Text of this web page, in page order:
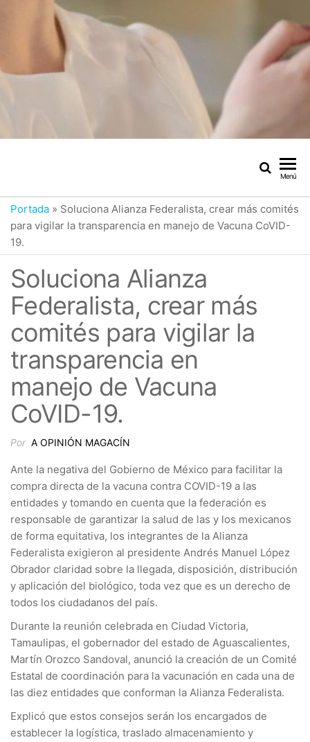
Menú
Portada » Soluciona Alianza Federalista, crear más comités
para vigilar la transparencia en manejo de Vacuna CoVID-
19.
Soluciona Alianza
Federalista, crear más
comités para vigilar la
transparencia en
manejo de Vacuna
CoVID-19.
Por A OPINIÓN MAGACÍN
Ante la negativa del Gobierno de México para facilitar la
compra directa de la vacuna contra COVID-19 a las
entidades y tomando en cuenta que la federación es
responsable de garantizar la salud de las y los mexicanos
de forma equitativa, los integrantes de la Alianza
Federalista exigieron al presidente Andrés Manuel López
Obrador claridad sobre la llegada, disposición, distribución
y aplicación del biológico, toda vez que es un derecho de
todos los ciudadanos del país.
Durante la reunión celebrada en Ciudad Victoria,
Tamaulipas, el gobernador del estado de Aguascalientes,
Martín Orozco Sandoval, anunció la creación de un Comité
Estatal de coordinación para la vacunación en cada una de
las diez entidades que conforman la Alianza Federalista.
Explicó que estos consejos serán los encargados de
establecer la logística, traslado almacenamiento y